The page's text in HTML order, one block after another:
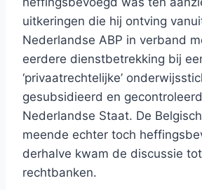
uitkeringen die hij ontving
Nederlandse ABP in verband
eerdere dienstbetrekking bij
‘privaatrechtelijke’
gesubsidieerd en
Nederlandse Staat. De
meende echter toch
derhalve kwam de discussie
rechtbanken.